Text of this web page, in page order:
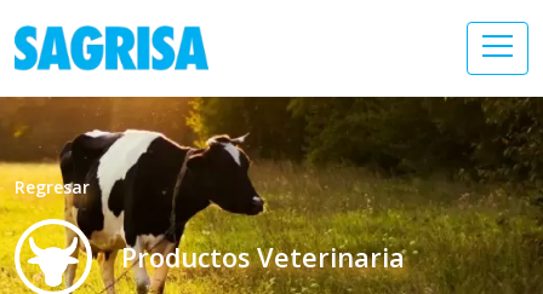
Regresar
Productos Veterinaria